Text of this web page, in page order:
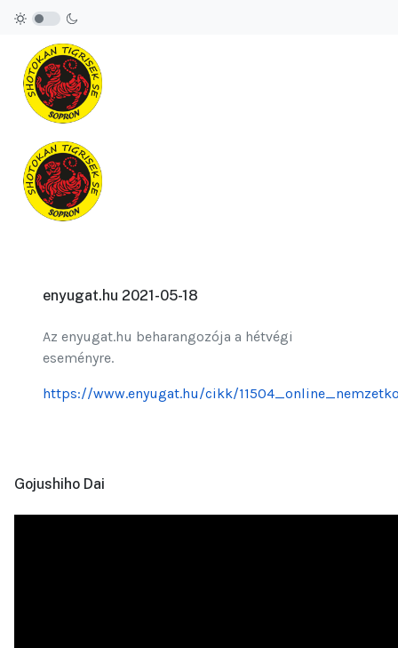
enyugat.hu 2021-05-18
Az enyugat.hu beharangozója a hétvégi
eseményre.
https://www.enyugat.hu/cikk/
Gojushiho Dai